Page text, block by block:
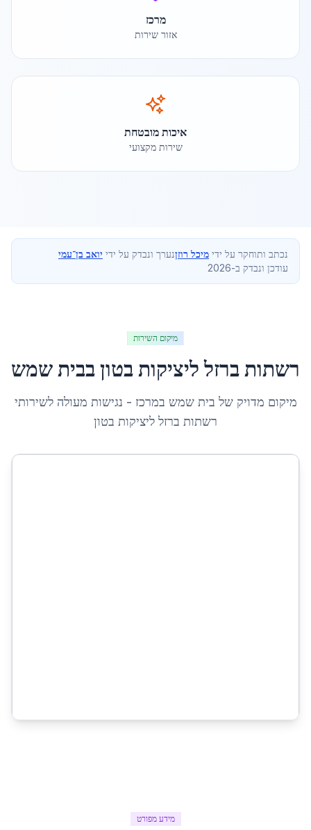
מרכז
אזור שירות
איכות מובטחת
שירות מקצועי
נכתב ותוחקר על ידי מיכל רוזןנערך ונבדק על ידי יואב בן־עמי
עודכן ונבדק ב-2026
מיקום השירות
רשתות ברזל ליציקות בטוןבבית שמש
מיקום מדויק של בית שמש במרכז - נגישות מעולה לשירותי
רשתות ברזל ליציקות בטון
מידע מפורט